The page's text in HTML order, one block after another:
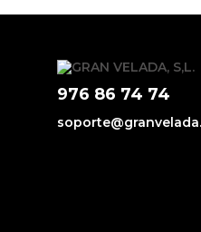
976 86 74 74